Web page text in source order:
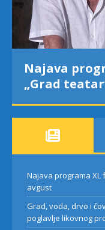
Najava
„Grad
Najava programa XL
avgust
Grad, voda, drvo i
poglavlje likovnog